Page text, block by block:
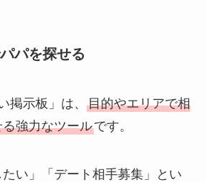
パを探せる
掲示板」は、 目的やエリアで相
強力なツールです。
たい」「デート相手募集」とい